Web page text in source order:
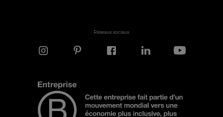
Réseaux sociaux